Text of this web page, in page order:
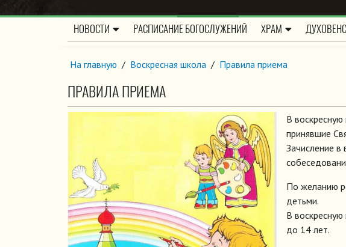
НОВОСТИ РАСПИСАНИЕ БОГОСЛУЖЕНИЙ ХРАМ
На главную / Воскресная школа / Правила приема
ПРАВИЛА ПРИЕМА
В
принявшие
Зачисление в
По желанию
детьми.
В
до 14 лет.